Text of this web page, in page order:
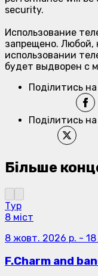
security.
Использование
запрещено. Любой,
использовании
будет выдворен с
Поділитись
Поділитись на
Більше
Тур
8 міст
8 жовт. 2026 р. -
F.Charm and